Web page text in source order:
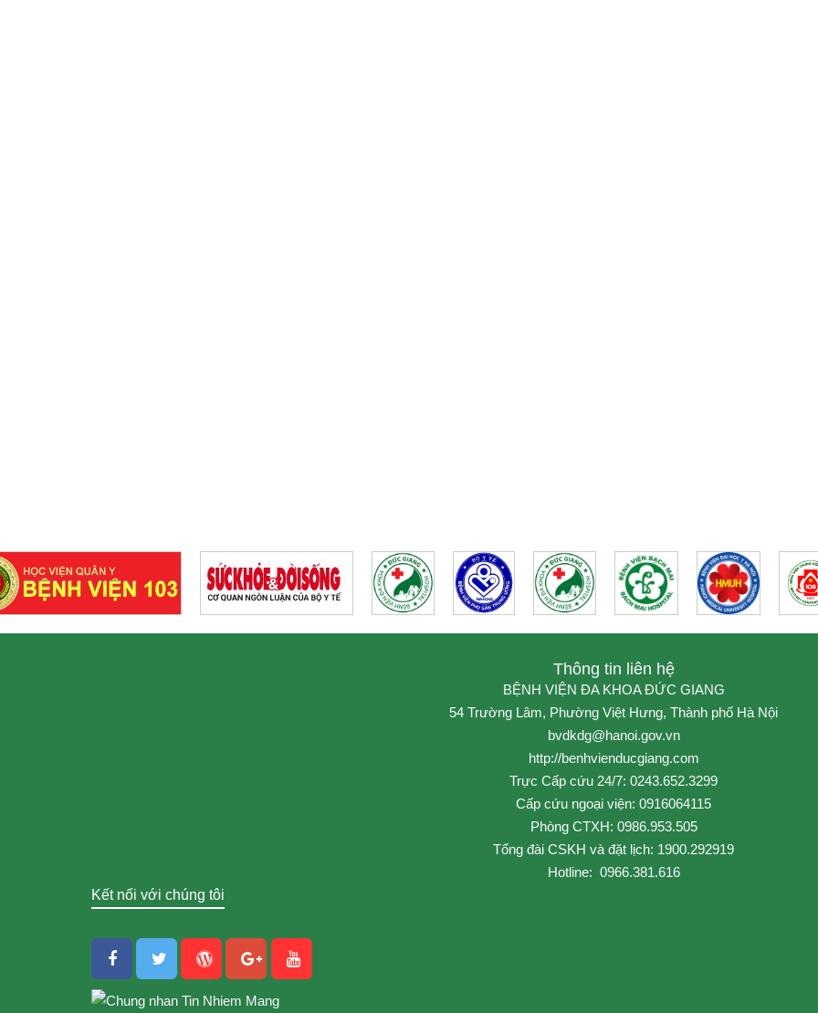
Thông tin liên hệ
BỆNH VIỆN ĐA KHOA ĐỨC GIANG
54 Trường Lâm, Phường Việt Hưng, Thành phố Hà Nội
bvdkdg@hanoi.gov.vn
http://benhvienducgiang.com
Trực Cấp cứu 24/7: 0243.652.3299
Cấp cứu ngoại viện: 0916064115
Phòng CTXH: 0986.953.505
Tổng đài CSKH và đặt lịch: 1900.292919
Hotline: 0966.381.616
Kết nối với chúng tôi